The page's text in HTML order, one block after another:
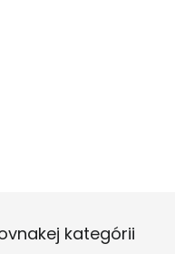
kategórii